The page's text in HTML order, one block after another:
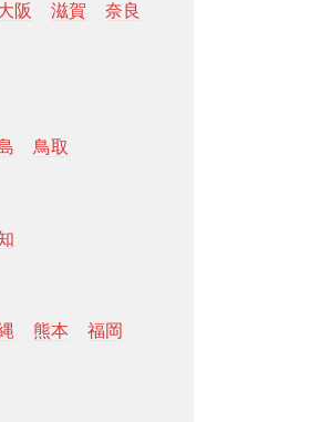
阪 滋賀 奈良
鳥取
熊本
福岡